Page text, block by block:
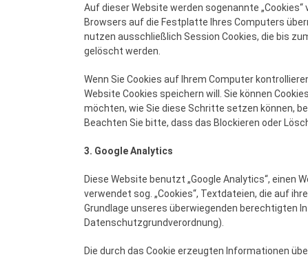
Auf dieser Website werden sogenannte
Browsers auf die Festplatte Ihres Computers
nutzen ausschließlich Session Cookies, die bis
gelöscht werden.
Wenn Sie Cookies auf Ihrem Computer
Website Cookies speichern will. Sie können
möchten, wie Sie diese Schritte setzen können,
Beachten Sie bitte, dass das Blockieren oder
3. Google Analytics
Diese Website benutzt „Google Analytics“, einen
verwendet sog. „Cookies“, Textdateien, die auf
Grundlage unseres überwiegenden berechtigten
Datenschutzgrundverordnung).
Die durch das Cookie erzeugten Informationen